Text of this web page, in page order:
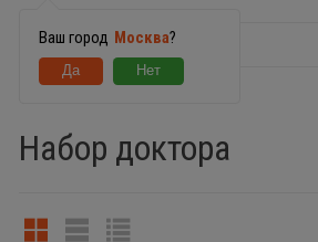
Ваш город Москва?
Набор доктора